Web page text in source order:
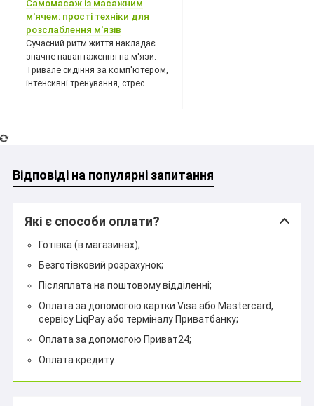
Самомасаж із масажним
м'ячем: прості техніки для
розслаблення м'язів
Сучасний ритм життя накладає
значне навантаження на м'язи.
Тривале сидіння за комп'ютером,
інтенсивні тренування, стрес ...
Відповіді на популярні запитання
Які є способи оплати?
Готівка (в магазинах);
Безготівковий розрахунок;
Післяплата на поштовому відділенні;
Оплата за допомогою картки Visa або Mastercard,
сервісу LiqPay або терміналу Приватбанку;
Оплата за допомогою Приват24;
Оплата кредиту.